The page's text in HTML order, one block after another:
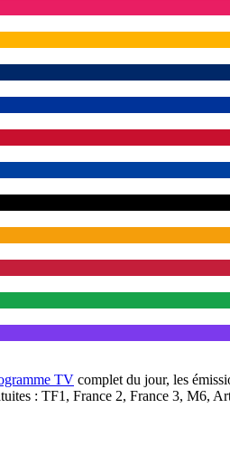
TV complet du jour, les
: TF1, France 2, France 3, M6,